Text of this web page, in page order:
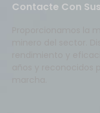
Contacte Con